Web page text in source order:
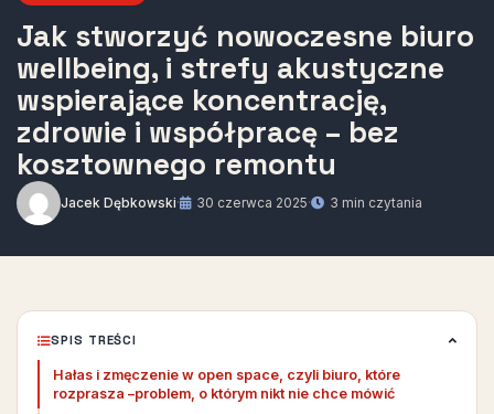
Jak stworzyć nowoczesne biuro
wellbeing, i strefy akustyczne
wspierające koncentrację,
zdrowie i współpracę – bez
kosztownego remontu
Jacek Dębkowski· 30 czerwca 2025· 3 min czytania
SPIS TREŚCI
Hałas i zmęczenie w open space, czyli biuro, które
rozprasza –problem, o którym nikt nie chce mówić